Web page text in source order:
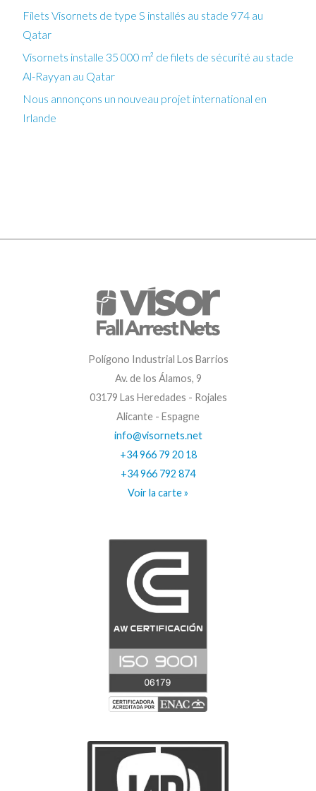
Filets Visornets de type S installés au stade 974 au
Qatar
Visornets installe 35 000 m² de filets de sécurité au stade
Al-Rayyan au Qatar
Nous annonçons un nouveau projet international en
Irlande
Polígono Industrial Los Barrios
Av. de los Álamos, 9
03179 Las Heredades - Rojales
Alicante - Espagne
info@visornets.net
+34 966 79 20 18
+34 966 792 874
Voir la carte »